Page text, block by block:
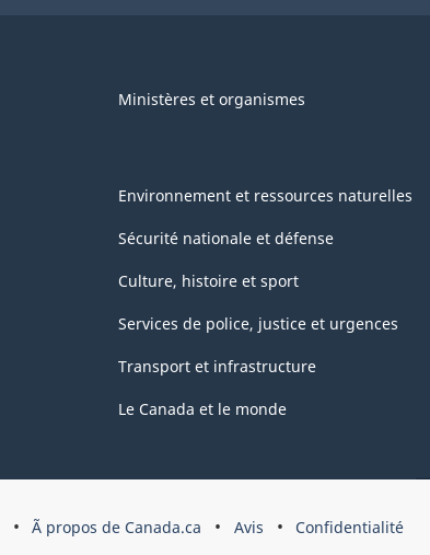
Ministères et organismes
Environnement et ressources naturelles
Sécurité nationale et défense
Culture, histoire et sport
Services de police, justice et urgences
Transport et infrastructure
Le Canada et le monde
Ã propos de Canada.ca Avis Confidentialité